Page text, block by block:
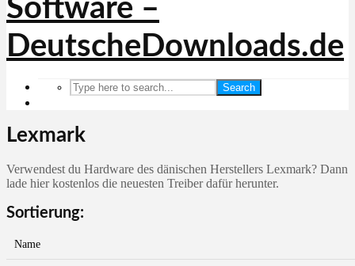
Search
Lexmark
Verwendest du Hardware des dänischen Herstellers Lexmark? Dann
lade hier kostenlos die neuesten Treiber dafür herunter.
Sortierung:
Name